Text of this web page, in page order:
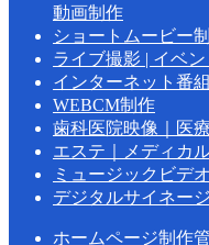
動画制作
ショートムービー
ライブ撮影 | イベ
インターネット番
WEBCM制作
歯科医院映像｜医
エステ｜メディカ
ミュージックビデ
デジタルサイネー
ホームページ制作